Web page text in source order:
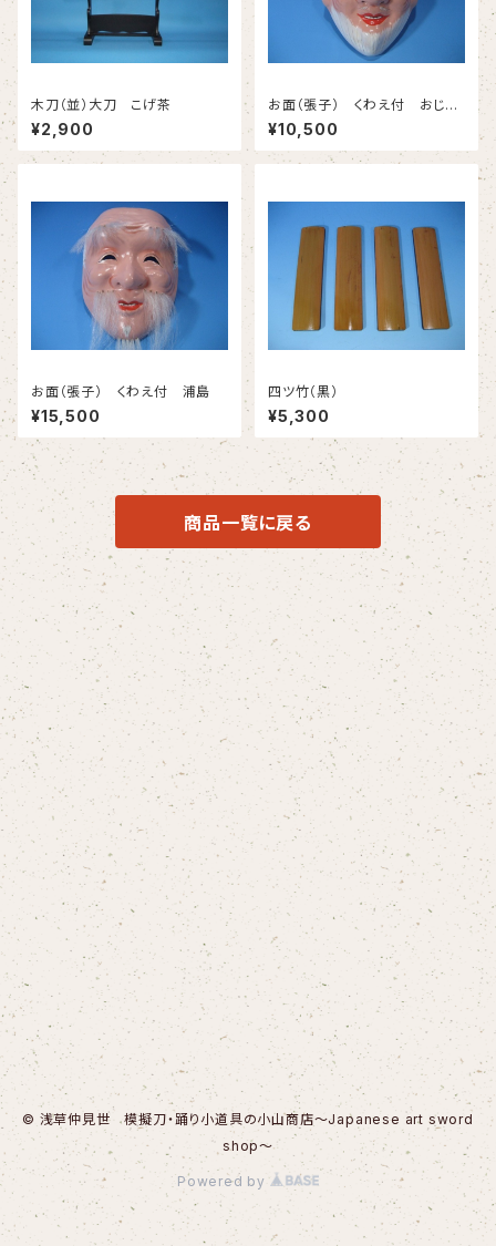
木刀（並）大刀 こげ茶
¥2,900
お面（張子） くわえ付 おじい
さん
¥10,500
お面（張子） くわえ付 浦島
¥15,500
四ツ竹（黒）
¥5,300
商品一覧に戻る
© 浅草仲見世 模擬刀・踊り小道具の小山商店～Japanese art sword
shop～
Powered by